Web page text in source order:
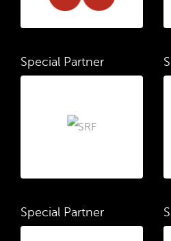
Special Partner
Special Partner